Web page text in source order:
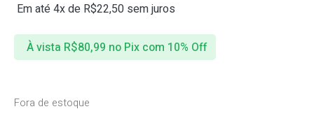
Em até 4x de R$22,50 sem juros
À vista R$80,99 no Pix com 10% Off
Fora de estoque